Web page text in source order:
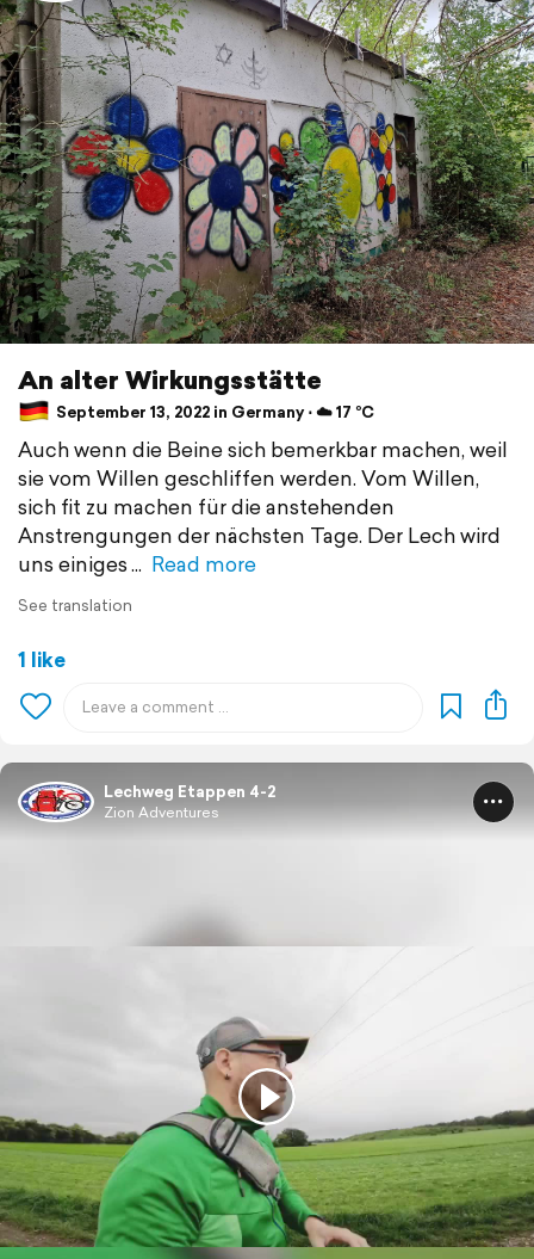
An alter Wirkungsstätte
September 13, 2022 in Germany ⋅ ☁️ 17 °C
Auch wenn die Beine sich bemerkbar machen, weil
sie vom Willen geschliffen werden. Vom Willen,
sich fit zu machen für die anstehenden
Anstrengungen der nächsten Tage. Der Lech wird
uns einiges
Read more
See translation
1 like
Lechweg Etappen 4-2
Zion Adventures